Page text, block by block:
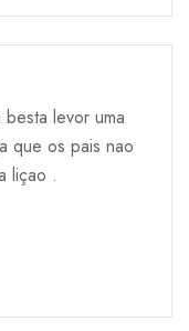
levor uma
que os pais nao
liçao .